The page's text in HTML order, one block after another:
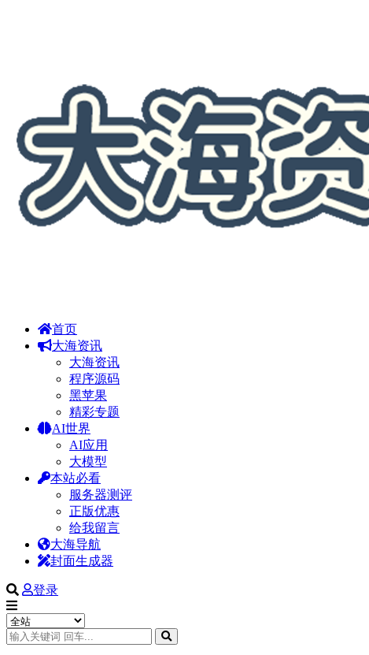
首页
大海资讯
大海资讯
程序源码
黑苹果
精彩专题
AI世界
AI应用
大模型
本站必看
服务器测评
正版优惠
给我留言
大海导航
封面生成器
登录